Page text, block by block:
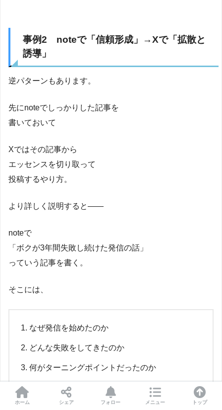
事例2 noteで「信頼形成」→Xで「拡散と
誘導」
逆パターンもあります。
先にnoteでしっかりした記事を
書いておいて
Xではその記事から
エッセンスを切り取って
投稿するやり方。
より詳しく説明すると――
noteで
「ボクが3年間失敗し続けた発信の話」
っていう記事を書く。
そこには、
なぜ発信を始めたのか
どんな失敗をしてきたのか
何がターニングポイントだったのか
今、大切にしてること
ホーム シェア フォロー メニュー トップ